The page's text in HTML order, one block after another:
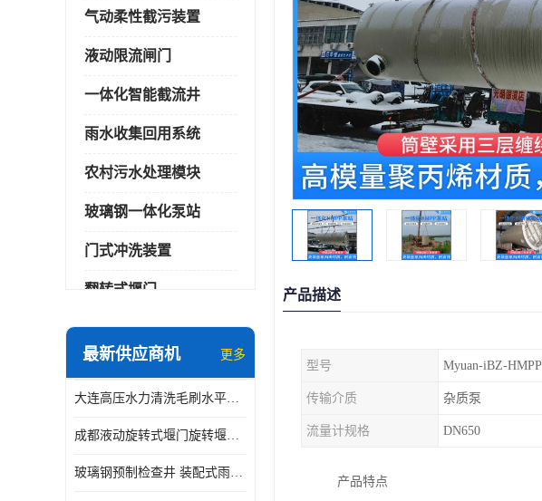
气动柔性截污装置
液动限流闸门
一体化智能截流井
雨水收集回用系统
农村污水处理模块
玻璃钢一体化泵站
门式冲洗装置
翻转式堰门
智能一体化雨水泵站
智能一体化供水泵房
智能一体化净水设备
最新供应商机 更多
大连高压水力清洗毛刷水平自清洁滚刷 水力自动冲洗系统 水力清洗
成都液动旋转式堰门旋转堰门 自动控制 SUS304
玻璃钢预制检查井 装配式雨水污水井 初期弃流井 源头厂家
产品描述
型号 Myuan-iBZ-HMPP
传输介质 杂质泵
流量计规格 DN650
产品特点